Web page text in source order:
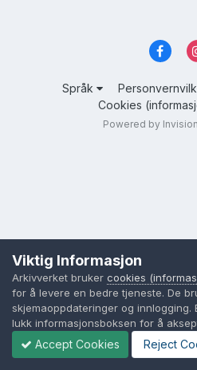
Språk
Cookies
Powered by
Viktig Informasjon
Arkivverket bruker cookies
for å levere en bedre tjeneste. De
skjemaoppdateringer og innlogging.
lukk informasjonsboksen for å
Accept Cookies Reject